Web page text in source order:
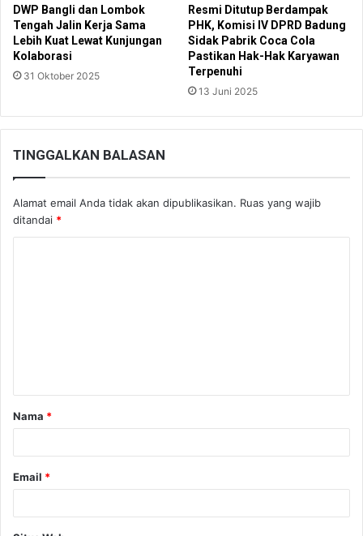
DWP Bangli dan Lombok
Tengah Jalin Kerja Sama
Lebih Kuat Lewat Kunjungan
Kolaborasi
31 Oktober 2025
Resmi Ditutup Berdampak
PHK, Komisi IV DPRD Badung
Sidak Pabrik Coca Cola
Pastikan Hak-Hak Karyawan
Terpenuhi
13 Juni 2025
TINGGALKAN BALASAN
Alamat email Anda tidak akan dipublikasikan. Ruas yang wajib
ditandai *
a
r
Nama *
Email *